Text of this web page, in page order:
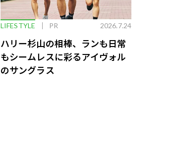
LIFESTYLE PR 2026.7.24
ハリー杉山の相棒、ランも日常
もシームレスに彩るアイヴォル
のサングラス